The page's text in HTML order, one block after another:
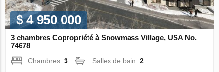
$ 4 950 000
3 chambres Copropriété à Snowmass Village, USA No.
74678
Chambres:3 Salles de bain:2